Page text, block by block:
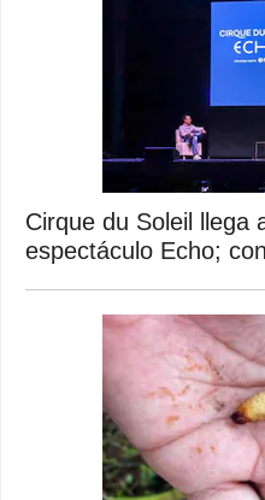
Cirque du Soleil llega
espectáculo Echo;